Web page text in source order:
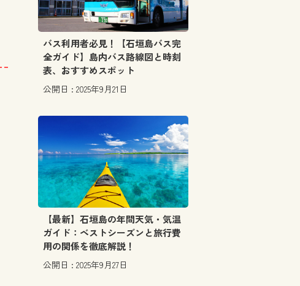
バス利用者必見！【石垣島バス完
全ガイド】島内バス路線図と時刻
表、おすすめスポット
公開日 : 2025年9月21日
【最新】石垣島の年間天気・気温
ガイド：ベストシーズンと旅行費
用の関係を徹底解説！
公開日 : 2025年9月27日